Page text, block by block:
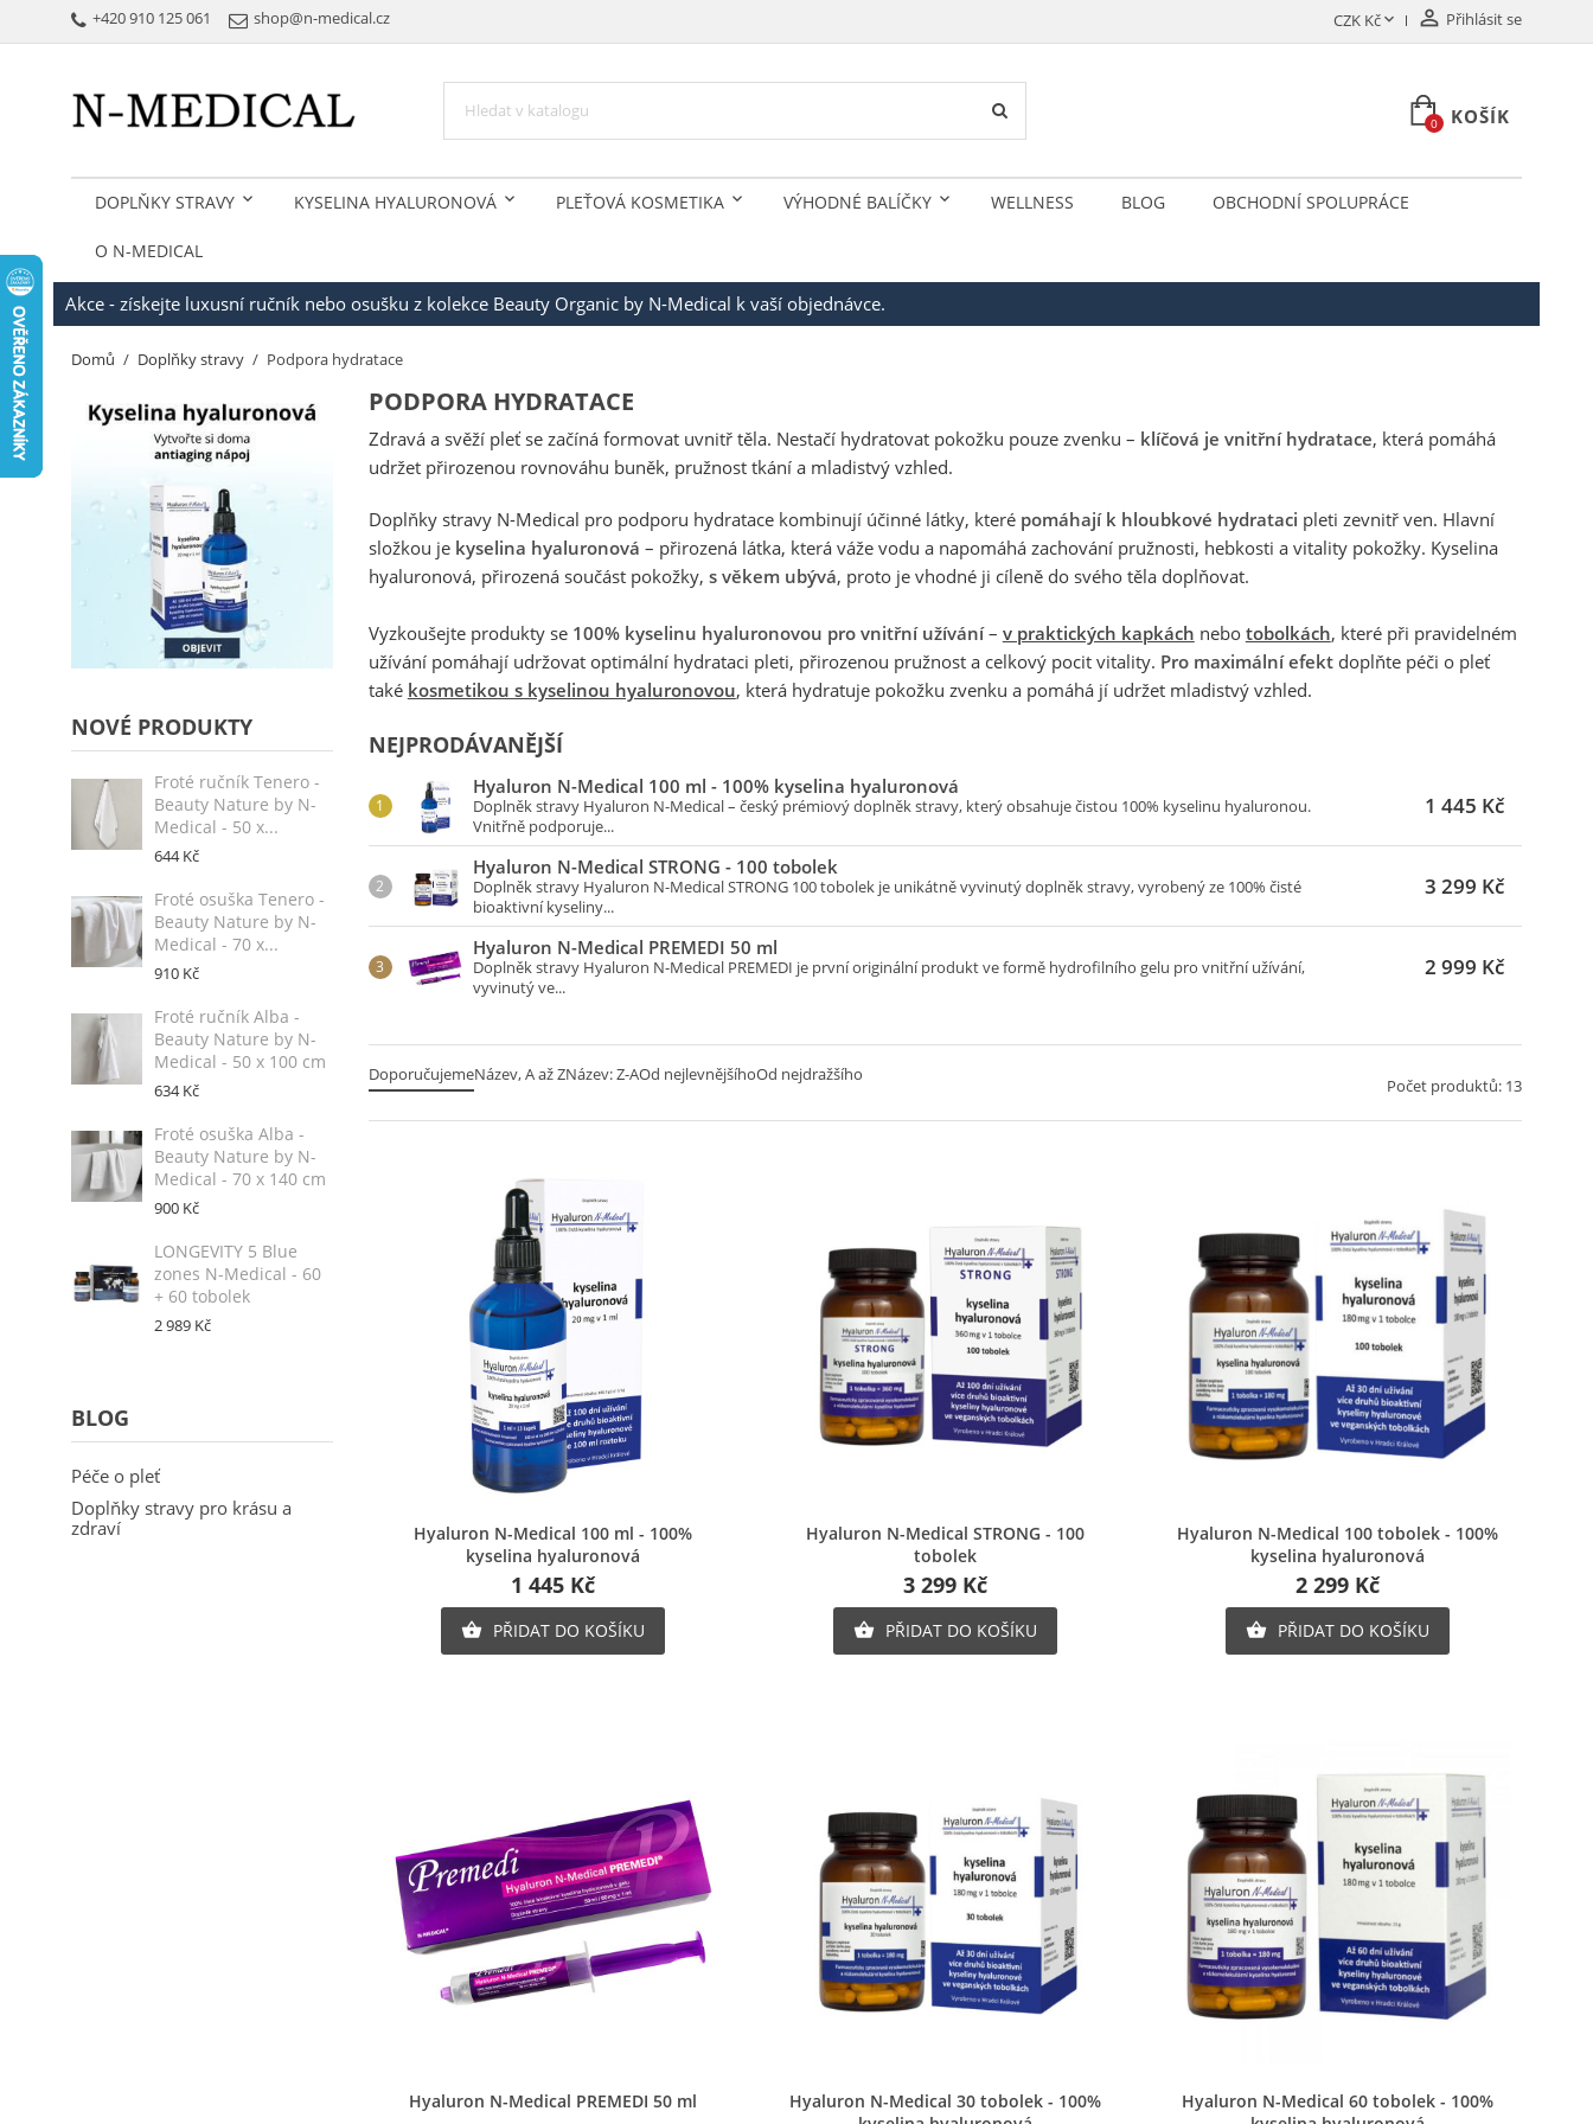
+420 910 125 061 shop@n-medical.cz CZK Kč  Přihlásit se
KOŠÍK
0
DOPLŇKY STRAVY KYSELINA HYALURONOVÁ PLEŤOVÁ KOSMETIKA VÝHODNÉ BALÍČKY WELLNESS BLOG OBCHODNÍ SPOLUPRÁCE
O N-MEDICAL
Akce - získejte luxusní ručník nebo osušku z kolekce Beauty Organic by N-Medical k vaší objednávce.
Domů Doplňky stravy Podpora hydratace
NOVÉ PRODUKTY
Froté ručník Tenero -
Beauty Nature by N-
Medical - 50 x...
644 Kč
Froté osuška Tenero -
Beauty Nature by N-
Medical - 70 x...
910 Kč
Froté ručník Alba -
Beauty Nature by N-
Medical - 50 x 100 cm
634 Kč
Froté osuška Alba -
Beauty Nature by N-
Medical - 70 x 140 cm
900 Kč
LONGEVITY 5 Blue
zones N-Medical - 60
+ 60 tobolek
2 989 Kč
BLOG
Péče o pleť
Doplňky stravy pro krásu a
zdraví
PODPORA HYDRATACE
Zdravá a svěží pleť se začíná formovat uvnitř těla. Nestačí hydratovat pokožku pouze zvenku – klíčová je vnitřní hydratace, která pomáhá
udržet přirozenou rovnováhu buněk, pružnost tkání a mladistvý vzhled.
Doplňky stravy N-Medical pro podporu hydratace kombinují účinné látky, které pomáhají k hloubkové hydrataci pleti zevnitř ven. Hlavní
složkou je kyselina hyaluronová – přirozená látka, která váže vodu a napomáhá zachování pružnosti, hebkosti a vitality pokožky. Kyselina
hyaluronová, přirozená součást pokožky, s věkem ubývá, proto je vhodné ji cíleně do svého těla doplňovat.
Vyzkoušejte produkty se 100% kyselinu hyaluronovou pro vnitřní užívání– v praktických kapkách nebo tobolkách, které při pravidelném
užívání pomáhají udržovat optimální hydrataci pleti, přirozenou pružnost a celkový pocit vitality. Pro maximální efektdoplňte péči o pleť
také kosmetikou s kyselinou hyaluronovou, která hydratuje pokožku zvenku a pomáhá jí udržet mladistvý vzhled.
NEJPRODÁVANĚJŠÍ
Hyaluron N-Medical 100 ml - 100% kyselina hyaluronová
Doplněk stravy Hyaluron N-Medical – český prémiový doplněk stravy, který obsahuje čistou 100% kyselinu hyaluronou.
Vnitřně podporuje...
1 445 Kč
Hyaluron N-Medical STRONG - 100 tobolek
Doplněk stravy Hyaluron N-Medical STRONG 100 tobolek je unikátně vyvinutý doplněk stravy, vyrobený ze 100% čisté
bioaktivní kyseliny...
3 299 Kč
Hyaluron N-Medical PREMEDI 50 ml
Doplněk stravy Hyaluron N-Medical PREMEDI je první originální produkt ve formě hydrofilního gelu pro vnitřní užívání,
vyvinutý ve...
2 999 Kč
DoporučujemeNázev, A až ZNázev: Z-AOd nejlevnějšíhoOd nejdražšího
Počet produktů: 13
Rychlý náhled
Hyaluron N-Medical 100 ml - 100%
kyselina hyaluronová
1 445 Kč
 PŘIDAT DO KOŠÍKU
Rychlý náhled
Hyaluron N-Medical STRONG - 100
tobolek
3 299 Kč
 PŘIDAT DO KOŠÍKU
Rychlý náhled
Hyaluron N-Medical 100 tobolek - 100%
kyselina hyaluronová
2 299 Kč
 PŘIDAT DO KOŠÍKU
Rychlý náhled
Hyaluron N-Medical PREMEDI 50 ml Rychlý náhled
Hyaluron N-Medical 30 tobolek - 100%
Rychlý náhled
Hyaluron N-Medical 60 tobolek - 100%
Vytvořit seznam oblíbených produktů ×
×
oblíbených produktů.